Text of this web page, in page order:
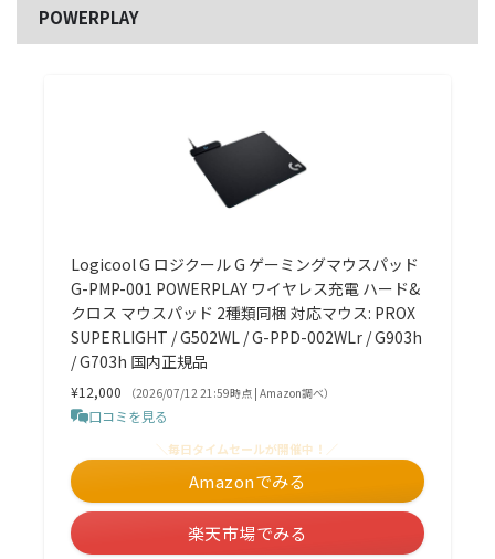
POWERPLAY
Logicool G ロジクール G ゲーミングマウスパッド
G-PMP-001 POWERPLAY ワイヤレス充電 ハード&
クロス マウスパッド 2種類同梱 対応マウス: PROX
SUPERLIGHT / G502WL / G-PPD-002WLr / G903h
/ G703h 国内正規品
¥12,000 （2026/07/12 21:59時点 | Amazon調べ）
口コミを見る
＼毎日タイムセールが開催中！／
Amazonでみる
楽天市場でみる